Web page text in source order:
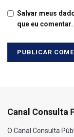
Salvar meus
que eu comentar.
Canal Consulta
O Canal Consulta